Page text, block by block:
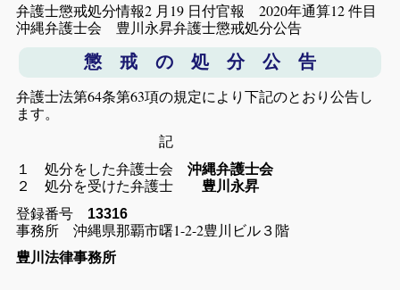
弁護士懲戒処分情報2 月19 日付官報 2020年通算12 件目
沖縄弁護士会 豊川永昇弁護士懲戒処分公告
懲 戒 の 処 分 公 告
弁護士法第64条第63項の規定により下記のとおり公告し
ます。
記
１ 処分をした弁護士会沖縄弁護士会
２ 処分を受けた弁護士豊川永昇
登録番号 13316
事務所 沖縄県那覇市曙1-2-2豊川ビル３階
豊川法律事務所